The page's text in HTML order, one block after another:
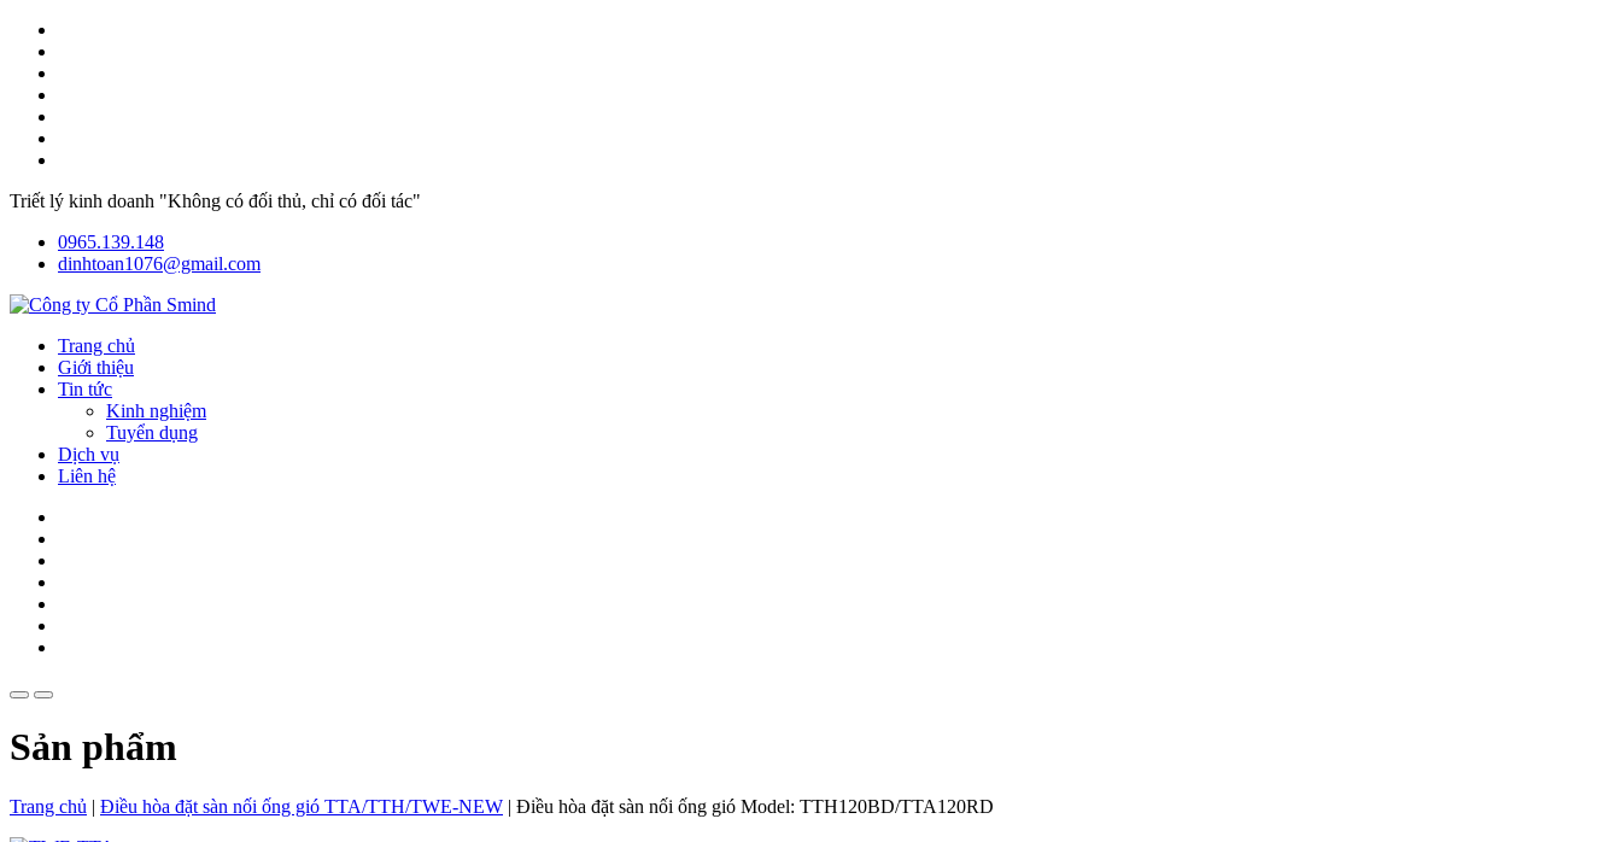
Triết lý kinh doanh "Không có đối thủ, chỉ có đối tác"
0965.139.148
dinhtoan1076@gmail.com
Trang chủ
Giới thiệu
Tin tức
Kinh nghiệm
Tuyển dụng
Dịch vụ
Liên hệ
Sản phẩm
Trang chủ | Điều hòa đặt sàn nối ống gió TTA/TTH/TWE-NEW | Điều hòa đặt sàn nối ống gió Model: TTH120BD/TTA120RD